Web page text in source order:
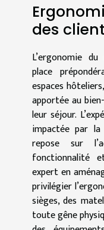
des
L’ergonomie
place
espaces
apportée au
leur séjour.
impactée par
repose sur
fonctionnalité
expert en
privilégier
sièges, des
toute gêne